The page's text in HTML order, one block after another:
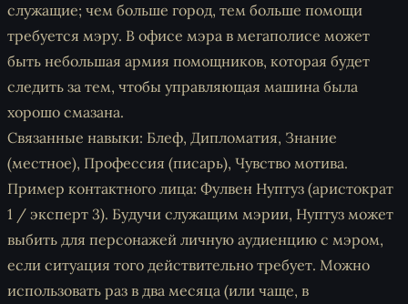
служащие; чем больше город, тем больше помощи
требуется мэру. В офисе мэра в мегаполисе может
быть небольшая армия помощников, которая будет
следить за тем, чтобы управляющая машина была
хорошо смазана.
Связанные навыки: Блеф, Дипломатия, Знание
(местное), Профессия (писарь), Чувство мотива.
Пример контактного лица: Фулвен Нуптуз (аристократ
1 / эксперт 3). Будучи служащим мэрии, Нуптуз может
выбить для персонажей личную аудиенцию с мэром,
если ситуация того действительно требует. Можно
использовать раз в два месяца (или чаще, в